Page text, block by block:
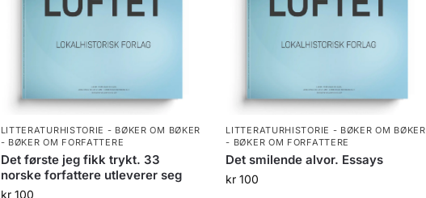
LITTERATURHISTORIE - BØKER OM BØKER
- BØKER OM FORFATTERE
Det første jeg fikk trykt. 33
norske forfattere utleverer seg
kr100
LITTERATURHISTORIE - BØKER OM BØKER
- BØKER OM FORFATTERE
Det smilende alvor. Essays
kr 100